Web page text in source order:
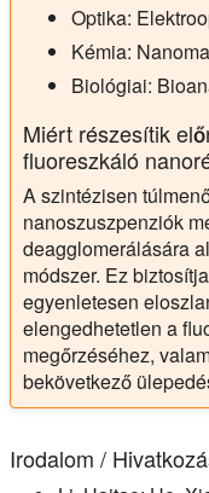
Optika:
Kémia:
Biológiai:
Miért részesítik
fluoreszkáló
A szintézisen
nanoszuszpenziók
deagglomerálására
módszer. Ez
egyenletesen
elengedhetetlen a
megőrzéséhez,
bekövetkező
Irodalom /